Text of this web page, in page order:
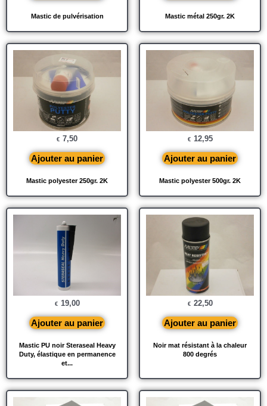
Mastic de pulvérisation Mastic métal 250gr. 2K
Mastic polyester 250gr. 2K
€ 7,50
Ajouter au panier
Mastic polyester 500gr. 2K
€ 12,95
Ajouter au panier
Mastic PU noir Steraseal Heavy
Duty, élastique en permanence
et...
€ 19,00
Ajouter au panier
Noir mat résistant à la chaleur
800 degrés
€ 22,50
Ajouter au panier